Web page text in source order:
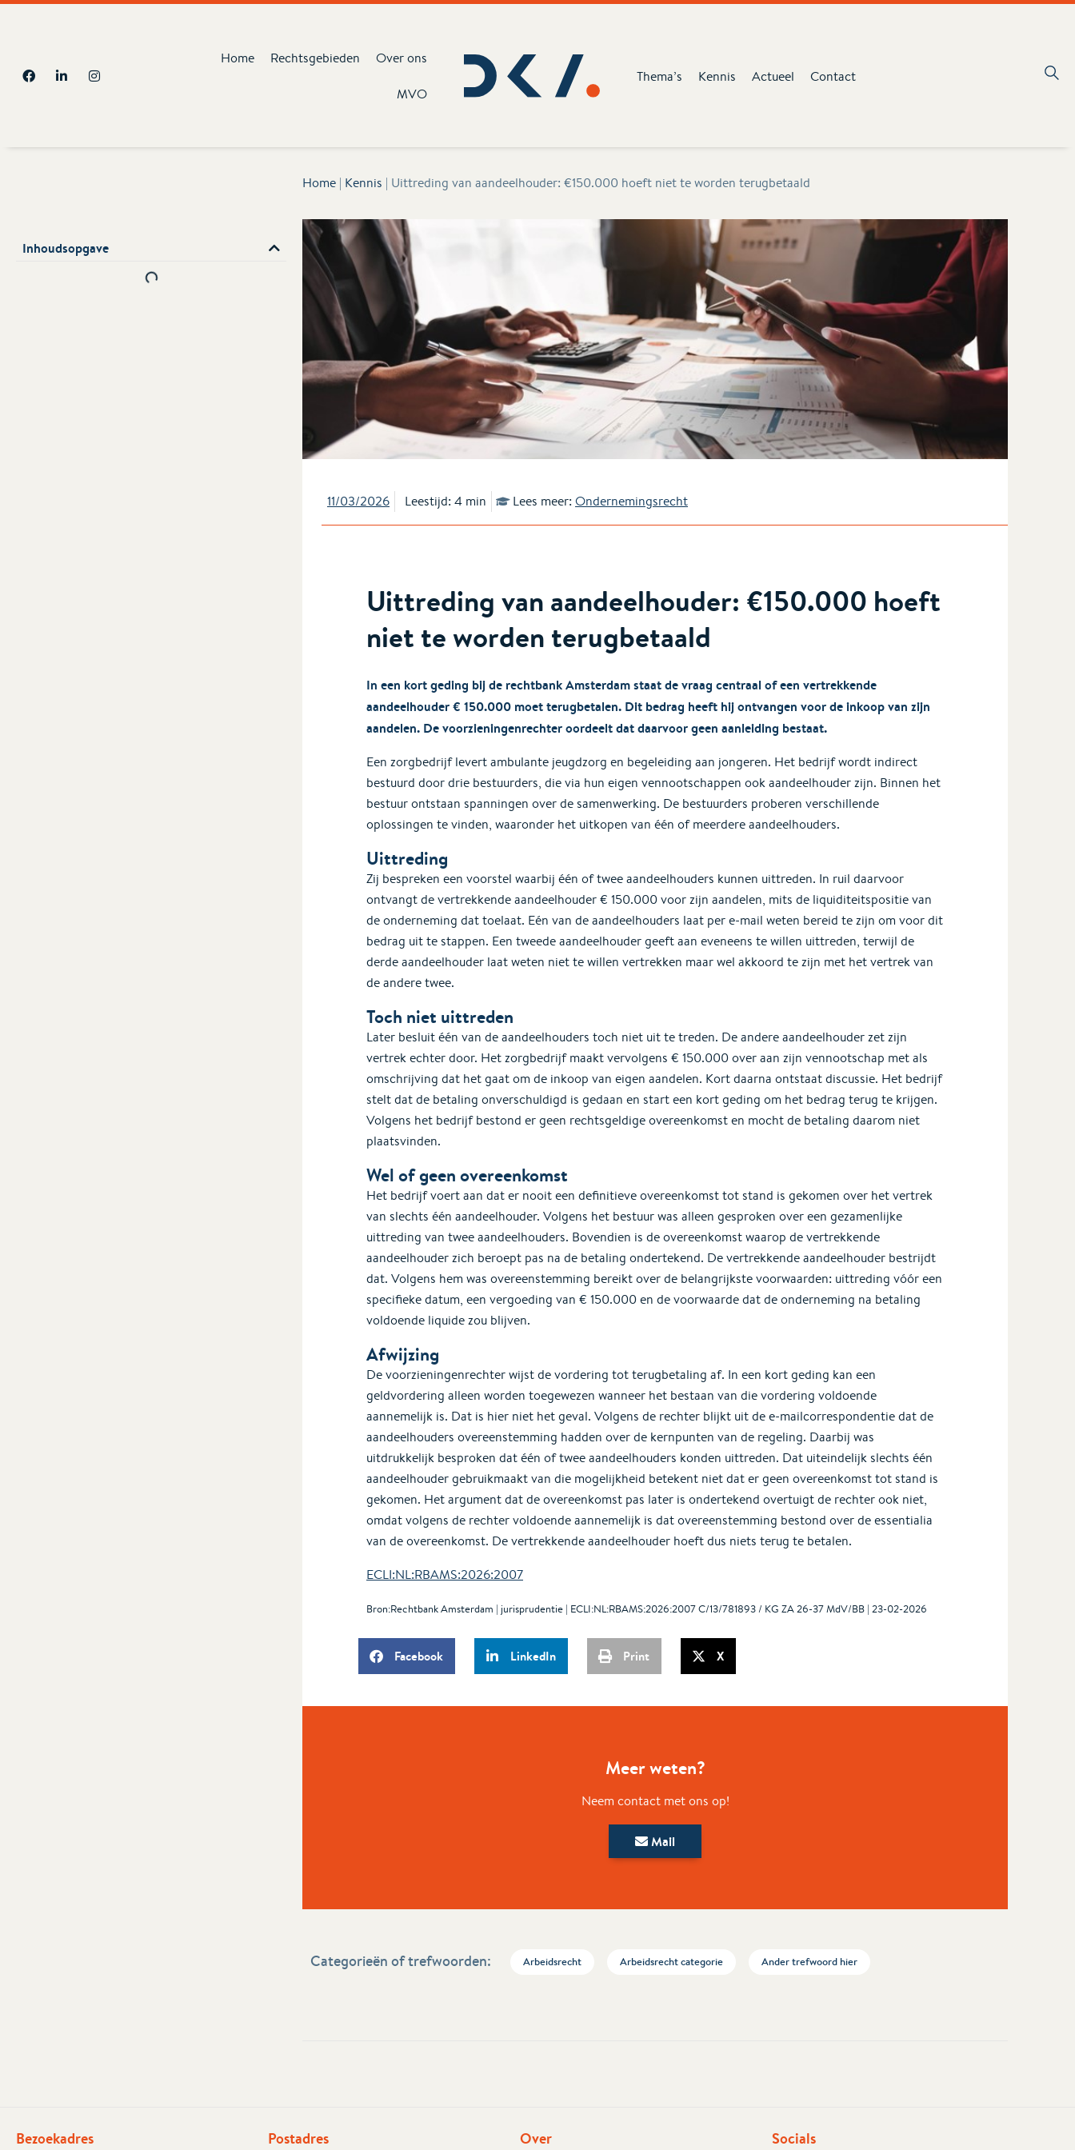
Home Rechtsgebieden Over ons
MVO
Thema’s Kennis Actueel Contact
Home | Kennis | Uittreding van aandeelhouder: €150.000 hoeft niet te worden terugbetaald
Inhoudsopgave
11/03/2026 Leestijd: 4 min Lees meer: Ondernemingsrecht
Uittreding van aandeelhouder: €150.000 hoeft
niet te worden terugbetaald
In een kort geding bij de rechtbank Amsterdam staat de vraag centraal of een vertrekkende
aandeelhouder € 150.000 moet terugbetalen. Dit bedrag heeft hij ontvangen voor de inkoop van zijn
aandelen. De voorzieningenrechter oordeelt dat daarvoor geen aanleiding bestaat.
Een zorgbedrijf levert ambulante jeugdzorg en begeleiding aan jongeren. Het bedrijf wordt indirect
bestuurd door drie bestuurders, die via hun eigen vennootschappen ook aandeelhouder zijn. Binnen het
bestuur ontstaan spanningen over de samenwerking. De bestuurders proberen verschillende
oplossingen te vinden, waaronder het uitkopen van één of meerdere aandeelhouders.
Uittreding
Zij bespreken een voorstel waarbij één of twee aandeelhouders kunnen uittreden. In ruil daarvoor
ontvangt de vertrekkende aandeelhouder € 150.000 voor zijn aandelen, mits de liquiditeitspositie van
de onderneming dat toelaat. Eén van de aandeelhouders laat per e-mail weten bereid te zijn om voor dit
bedrag uit te stappen. Een tweede aandeelhouder geeft aan eveneens te willen uittreden, terwijl de
derde aandeelhouder laat weten niet te willen vertrekken maar wel akkoord te zijn met het vertrek van
de andere twee.
Toch niet uittreden
Later besluit één van de aandeelhouders toch niet uit te treden. De andere aandeelhouder zet zijn
vertrek echter door. Het zorgbedrijf maakt vervolgens € 150.000 over aan zijn vennootschap met als
omschrijving dat het gaat om de inkoop van eigen aandelen. Kort daarna ontstaat discussie. Het bedrijf
stelt dat de betaling onverschuldigd is gedaan en start een kort geding om het bedrag terug te krijgen.
Volgens het bedrijf bestond er geen rechtsgeldige overeenkomst en mocht de betaling daarom niet
plaatsvinden.
Wel of geen overeenkomst
Het bedrijf voert aan dat er nooit een definitieve overeenkomst tot stand is gekomen over het vertrek
van slechts één aandeelhouder. Volgens het bestuur was alleen gesproken over een gezamenlijke
uittreding van twee aandeelhouders. Bovendien is de overeenkomst waarop de vertrekkende
aandeelhouder zich beroept pas na de betaling ondertekend. De vertrekkende aandeelhouder bestrijdt
dat. Volgens hem was overeenstemming bereikt over de belangrijkste voorwaarden: uittreding vóór een
specifieke datum, een vergoeding van € 150.000 en de voorwaarde dat de onderneming na betaling
voldoende liquide zou blijven.
Afwijzing
De voorzieningenrechter wijst de vordering tot terugbetaling af. In een kort geding kan een
geldvordering alleen worden toegewezen wanneer het bestaan van die vordering voldoende
aannemelijk is. Dat is hier niet het geval. Volgens de rechter blijkt uit de e-mailcorrespondentie dat de
aandeelhouders overeenstemming hadden over de kernpunten van de regeling. Daarbij was
uitdrukkelijk besproken dat één of twee aandeelhouders konden uittreden. Dat uiteindelijk slechts één
aandeelhouder gebruikmaakt van die mogelijkheid betekent niet dat er geen overeenkomst tot stand is
gekomen. Het argument dat de overeenkomst pas later is ondertekend overtuigt de rechter ook niet,
omdat volgens de rechter voldoende aannemelijk is dat overeenstemming bestond over de essentialia
van de overeenkomst. De vertrekkende aandeelhouder hoeft dus niets terug te betalen.
ECLI:NL:RBAMS:2026:2007
Bron:Rechtbank Amsterdam | jurisprudentie | ECLI:NL:RBAMS:2026:2007 C/13/781893 / KG ZA 26-37 MdV/BB | 23-02-2026
Facebook LinkedIn Print X
Meer weten?
Neem contact met ons op!
Mail
Categorieën of trefwoorden: Arbeidsrecht Arbeidsrecht categorie Ander trefwoord hier
Bezoekadres Postadres Over Socials